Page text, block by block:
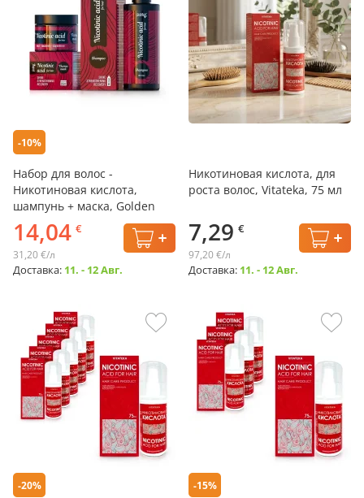
-10%
Набор для волос -
Никотиновая кислота,
шампунь + маска, Golden
Pharm
14,04 €
31,20 €/л
Доставка: 11. - 12 Авг.
Никотиновая кислота, для
роста волос, Vitateka, 75 мл
7,29 €
97,20 €/л
Доставка: 11. - 12 Авг.
-20% -15%